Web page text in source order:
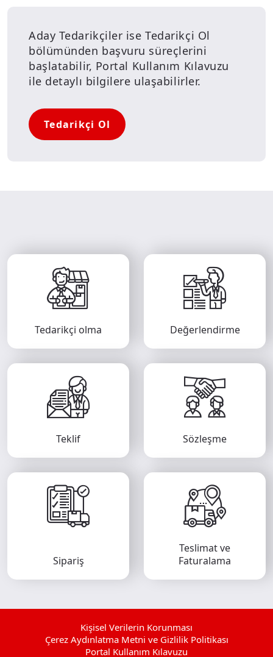
Aday Tedarikçiler ise Tedarikçi Ol
bölümünden başvuru süreçlerini
başlatabilir, Portal Kullanım Kılavuzu
ile detaylı bilgilere ulaşabilirler.
Tedarikçi Ol
Tedarikçi olma Değerlendirme
Teklif Sözleşme
Sipariş
Teslimat ve
Faturalama
Kişisel Verilerin Korunması
Çerez Aydınlatma Metni ve Gizlilik Politikası
Portal Kullanım Kılavuzu